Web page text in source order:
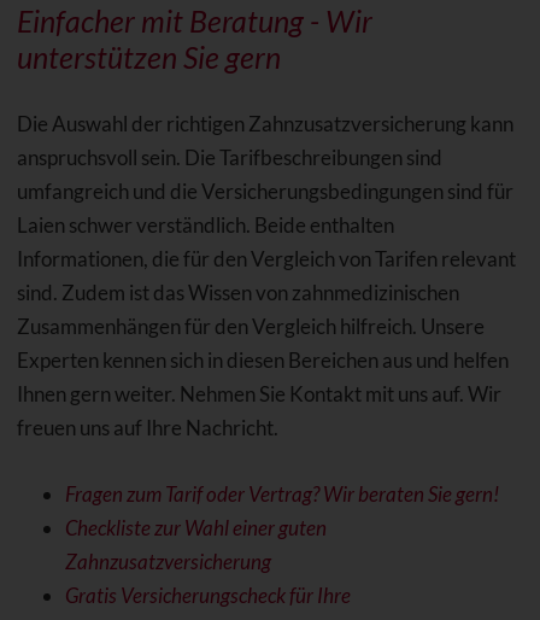
Einfacher mit Beratung - Wir
unterstützen Sie gern
Die Auswahl der richtigen Zahnzusatzversicherung kann
anspruchsvoll sein. Die Tarifbeschreibungen sind
umfangreich und die Versicherungsbedingungen sind für
Laien schwer verständlich. Beide enthalten
Informationen, die für den Vergleich von Tarifen relevant
sind. Zudem ist das Wissen von zahnmedizinischen
Zusammenhängen für den Vergleich hilfreich. Unsere
Experten kennen sich in diesen Bereichen aus und helfen
Ihnen gern weiter. Nehmen Sie Kontakt mit uns auf. Wir
freuen uns auf Ihre Nachricht.
Fragen zum Tarif oder Vertrag? Wir beraten Sie gern!
Checkliste zur Wahl einer guten
Zahnzusatzversicherung
Gratis Versicherungscheck für Ihre